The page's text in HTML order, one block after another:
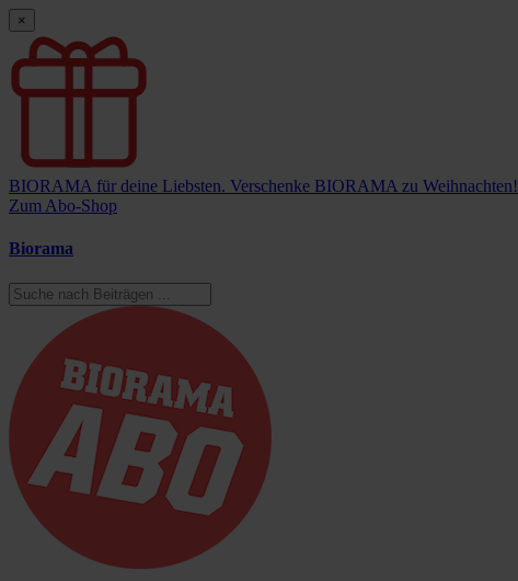
×
BIORAMA für deine Liebsten. Verschenke BIORAMA zu Weihnachten!
Zum Abo-Shop
Biorama